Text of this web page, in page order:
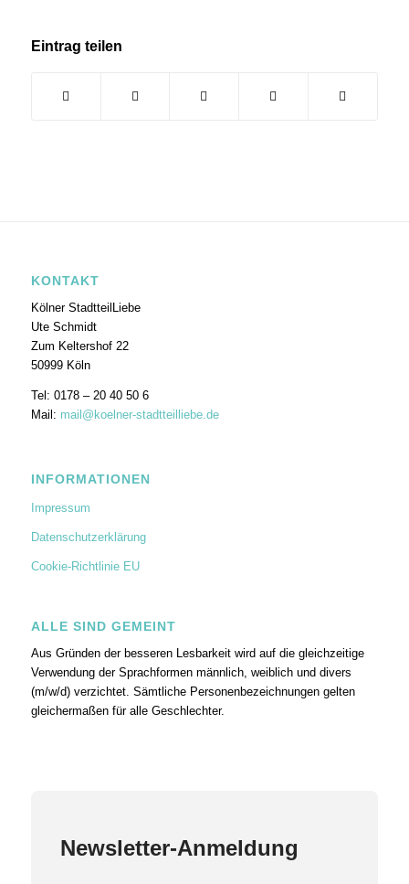
Eintrag teilen
KONTAKT
Kölner StadtteilLiebe
Ute Schmidt
Zum Keltershof 22
50999 Köln
Tel: 0178 – 20 40 50 6
Mail: mail@koelner-stadtteilliebe.de
INFORMATIONEN
Impressum
Datenschutzerklärung
Cookie-Richtlinie EU
ALLE SIND GEMEINT
Aus Gründen der besseren Lesbarkeit wird auf die gleichzeitige
Verwendung der Sprachformen männlich, weiblich und divers
(m/w/d) verzichtet. Sämtliche Personenbezeichnungen gelten
gleichermaßen für alle Geschlechter.
Newsletter-Anmeldung